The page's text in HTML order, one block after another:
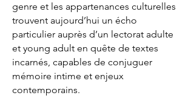
genre et les appartenances culturelles
trouvent aujourd’hui un écho
particulier auprès d’un lectorat adulte
et young adult en quête de textes
incarnés, capables de conjuguer
mémoire intime et enjeux
contemporains.